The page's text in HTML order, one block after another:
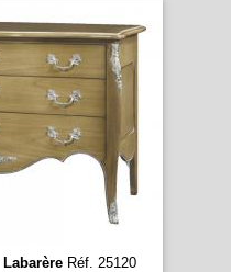
LabarèreRéf. 25120